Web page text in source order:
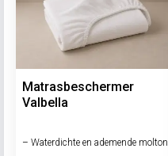
Matrasbeschermer
Valbella
– Waterdichte en ademende molton